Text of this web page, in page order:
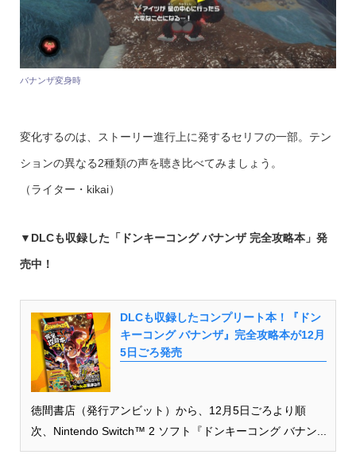
バナンザ変身時
変化するのは、ストーリー進行上に発するセリフの一部。テン
ションの異なる2種類の声を聴き比べてみましょう。
（ライター・kikai）
▼ DLCも収録した「ドンキーコング バナンザ 完全攻略本」発
売中！
DLCも収録したコンプリート本！『ドン
キーコング バナンザ』完全攻略本が12月
5日ごろ発売
徳間書店（発行アンビット）から、12月5日ごろより順
次、Nintendo Switch™ 2 ソフト『ドンキーコング バナン...